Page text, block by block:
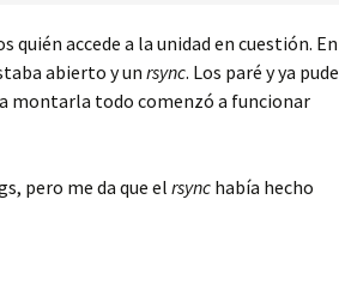
quién accede a la unidad en cuestión. En
abierto y un rsync. Los paré y ya pude
montarla todo comenzó a funcionar
pero me da que el rsync había hecho